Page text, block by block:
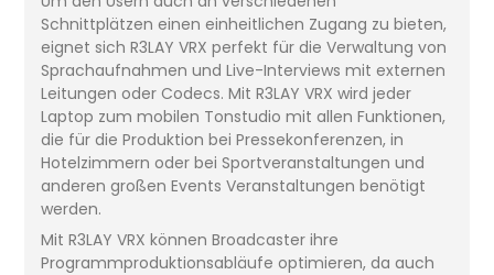
Schnittplätzen einen einheitlichen Zugang zu bieten,
eignet sich R3LAY VRX perfekt für die Verwaltung von
Sprachaufnahmen und Live-Interviews mit externen
Leitungen oder Codecs. Mit R3LAY VRX wird jeder
Laptop zum mobilen Tonstudio mit allen Funktionen,
die für die Produktion bei Pressekonferenzen, in
Hotelzimmern oder bei Sportveranstaltungen und
anderen großen Events Veranstaltungen benötigt
werden.
Mit R3LAY VRX können Broadcaster ihre
Programmproduktionsabläufe optimieren, da auch